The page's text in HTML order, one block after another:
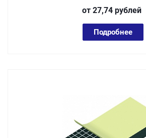
от 27,74 рублей
Подробнее